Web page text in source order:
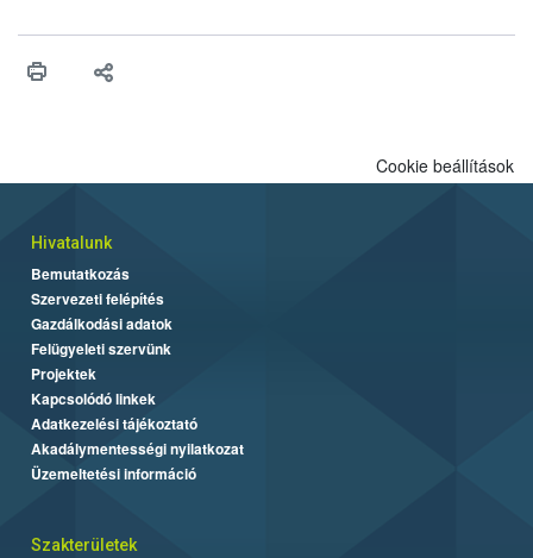
higiéniai szabályok betartása, a megfelelő hőkezelés, valamint a
biztonsági Hivatal (Nébih) Oktatási Programja összegyűjtötte a
Cookie beállítások
Hivatalunk
Bemutatkozás
Szervezeti felépítés
Gazdálkodási adatok
Felügyeleti szervünk
Projektek
Kapcsolódó linkek
Adatkezelési tájékoztató
Akadálymentességi nyilatkozat
Üzemeltetési információ
Szakterületek